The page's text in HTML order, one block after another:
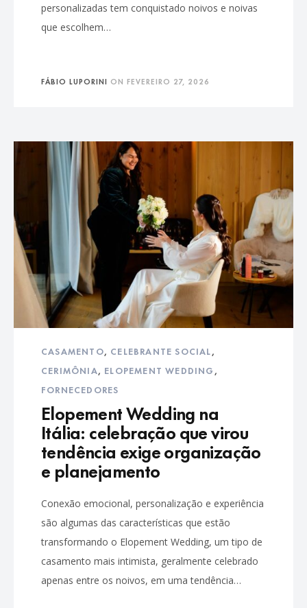
personalizadas tem conquistado noivos e noivas
que escolhem…
FÁBIO LUPORINI ON FEVEREIRO 27, 2026
CASAMENTO, CELEBRANTE SOCIAL,
CERIMÔNIA, ELOPEMENT WEDDING ,
FORNECEDORES
Elopement Wedding na
Itália: celebração que virou
tendência exige organização
e planejamento
Conexão emocional, personalização e experiência
são algumas das características que estão
transformando o Elopement Wedding, um tipo de
casamento mais intimista, geralmente celebrado
apenas entre os noivos, em uma tendência…